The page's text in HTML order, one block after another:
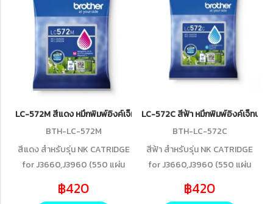
LC-572M สีแดง หมึกพิมพ์อิงค์เจ็ทบราเดอร์ รับประกันศูนย์บริการของแท้
BTH-LC-572M
สีแดง สำหรับรุ่น NK CATRIDGE
for J3660,J3960 (550 แผ่น
฿420
LC-572C สีฟ้า หมึกพิมพ์อิงค์เจ็ทบรา
BTH-LC-572C
สีฟ้า สำหรับรุ่น NK CATRIDGE
for J3660,J3960 (550 แผ่น
฿420